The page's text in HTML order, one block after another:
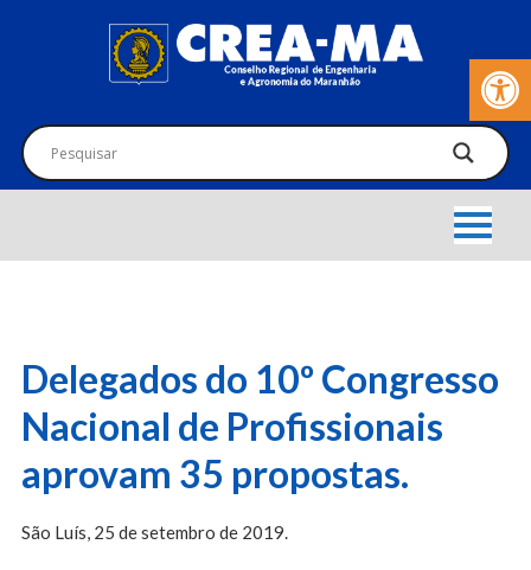
Barra de
Delegados do 10º Congresso
Nacional de Profissionais
aprovam 35 propostas.
São Luís, 25 de setembro de 2019.